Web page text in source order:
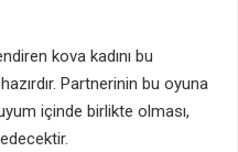
kova kadını bu
Partnerinin bu oyuna
içinde birlikte olması,